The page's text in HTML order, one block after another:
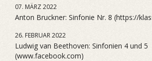
07. MÄRZ 2022
Anton Bruckner: Sinfonie Nr. 8 (https://
26. FEBRUAR 2022
Ludwig van Beethoven: Sinfonien 4 und 5
(www.facebook.com)